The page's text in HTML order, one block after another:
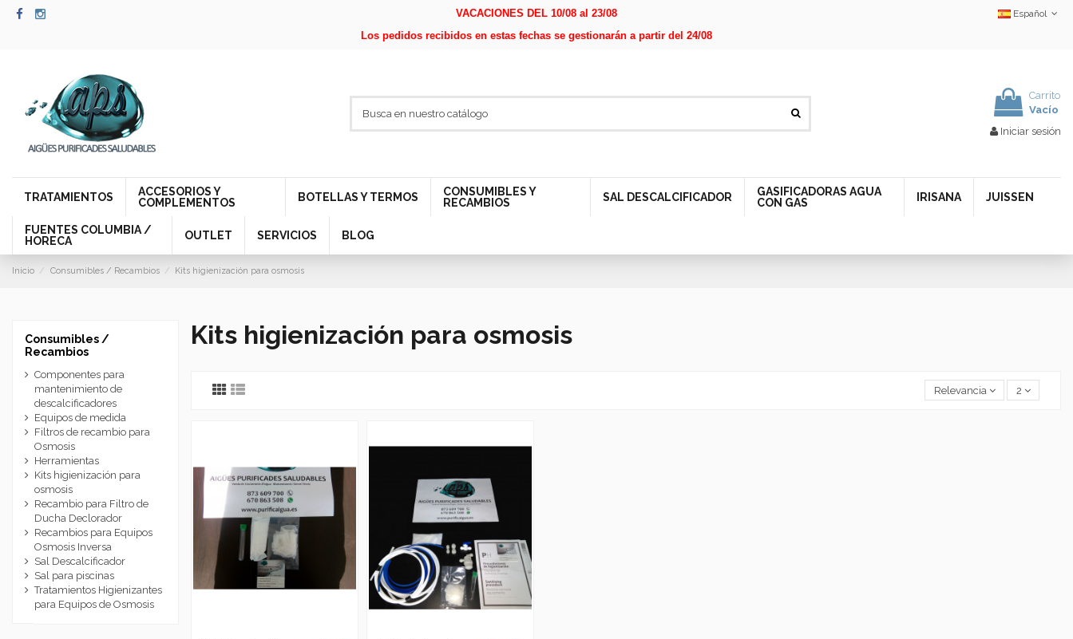
VACACIONES DEL 10/08 al 23/08
Los pedidos recibidos en estas fechas se gestionarán a partir del 24/08
Español
Carrito
Vacío
Iniciar sesión
TRATAMIENTOS
ACCESORIOS Y
COMPLEMENTOS
BOTELLAS Y TERMOS
CONSUMIBLES Y
RECAMBIOS
SAL DESCALCIFICADOR
GASIFICADORAS AGUA
CON GAS
IRISANA JUISSEN
FUENTES COLUMBIA /
HORECA
OUTLET SERVICIOS BLOG
Inicio Consumibles / Recambios Kits higienización para osmosis
Kits higienización para osmosis
Relevancia 2
Consumibles /
Recambios
Componentes para
mantenimiento de
descalcificadores
Equipos de medida
Filtros de recambio para
Osmosis
Herramientas
Kits higienización para
osmosis
Recambio para Filtro de
Ducha Declorador
Recambios para Equipos
Osmosis Inversa
Sal Descalcificador
Sal para piscinas
Tratamientos Higienizantes
para Equipos de Osmosis